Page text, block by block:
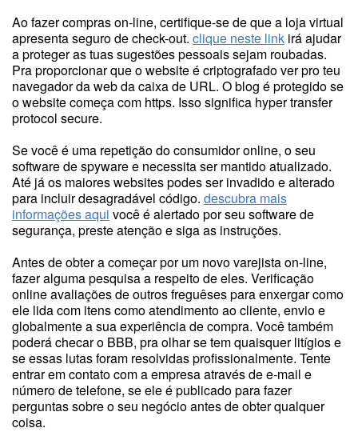
Ao fazer compras on-line, certifique-se de que a loja virtual
apresenta seguro de check-out. clique neste link irá ajudar
a proteger as tuas sugestões pessoais sejam roubadas.
Pra proporcionar que o website é criptografado ver pro teu
navegador da web da caixa de URL. O blog é protegido se
o website começa com https. Isso significa hyper transfer
protocol secure.
Se você é uma repetição do consumidor online, o seu
software de spyware e necessita ser mantido atualizado.
Até já os maiores websites podes ser invadido e alterado
para incluir desagradável código. descubra mais
informações aqui você é alertado por seu software de
segurança, preste atenção e siga as instruções.
Antes de obter a começar por um novo varejista on-line,
fazer alguma pesquisa a respeito de eles. Verificação
online avaliações de outros freguêses para enxergar como
ele lida com itens como atendimento ao cliente, envio e
globalmente a sua experiência de compra. Você também
poderá checar o BBB, pra olhar se tem quaisquer litígios e
se essas lutas foram resolvidas profissionalmente. Tente
entrar em contato com a empresa através de e-mail e
número de telefone, se ele é publicado para fazer
perguntas sobre o seu negócio antes de obter qualquer
coisa.